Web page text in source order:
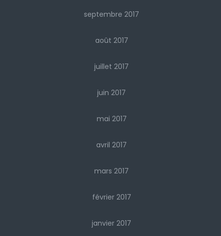
septembre 2017
août 2017
juillet 2017
juin 2017
mai 2017
avril 2017
mars 2017
février 2017
janvier 2017